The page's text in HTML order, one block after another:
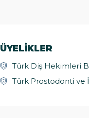
ÜYELİKLER
Türk Diş Hekimleri
Türk Prostodonti ve